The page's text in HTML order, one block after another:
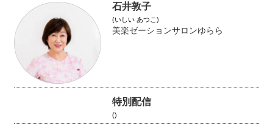
石井敦子
(いしい あつこ)
美楽ゼーションサロンゆらら
特別配信
()